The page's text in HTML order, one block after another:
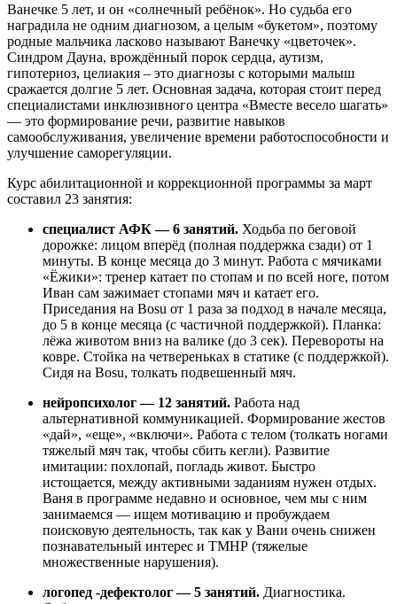
Ванечке 5 лет, и он «солнечный ребёнок». Но судьба его
наградила не одним диагнозом, а целым «букетом», поэтому
родные мальчика ласково называют Ванечку «цветочек».
Синдром Дауна, врождённый порок сердца, аутизм,
гипотериоз, целиакия – это диагнозы с которыми малыш
сражается долгие 5 лет. Основная задача, которая стоит перед
специалистами инклюзивного центра «Вместе весело шагать»
— это формирование речи, развитие навыков
самообслуживания, увеличение времени работоспособности и
улучшение саморегуляции.
Курс абилитационной и коррекционной программы за март
составил 23 занятия:
специалист АФК — 6 занятий. Ходьба по беговой
дорожке: лицом вперёд (полная поддержка сзади) от 1
минуты. В конце месяца до 3 минут. Работа с мячиками
«Ёжики»: тренер катает по стопам и по всей ноге, потом
Иван сам зажимает стопами мяч и катает его.
Приседания на Bosu от 1 раза за подход в начале месяца,
до 5 в конце месяца (с частичной поддержкой). Планка:
лёжа животом вниз на валике (до 3 сек). Перевороты на
ковре. Стойка на четвереньках в статике (с поддержкой).
Сидя на Bosu, толкать подвешенный мяч.
нейропсихолог — 12 занятий. Работа над
альтернативной коммуникацией. Формирование жестов
«дай», «еще», «включи». Работа с телом (толкать ногами
тяжелый мяч так, чтобы сбить кегли). Развитие
имитации: похлопай, погладь живот. Быстро
истощается, между активными заданиям нужен отдых.
Ваня в программе недавно и основное, чем мы с ним
занимаемся — ищем мотивацию и пробуждаем
поисковую деятельность, так как у Вани очень снижен
познавательный интерес и ТМНР (тяжелые
множественные нарушения).
логопед -дефектолог — 5 занятий. Диагностика.